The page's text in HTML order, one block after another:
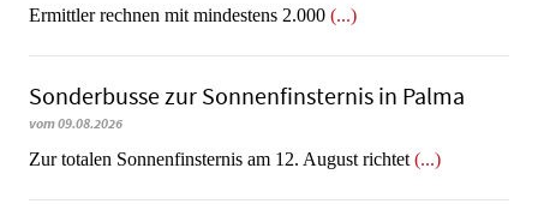
Ermittler rechnen mit mindestens 2.000 (...)
Sonderbusse zur Sonnenfinsternis in Palma
vom 09.08.2026
Zur totalen Sonnenfinsternis am 12. August richtet (...)